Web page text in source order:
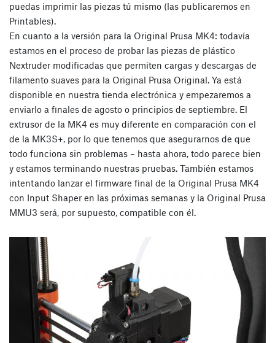
puedas imprimir las piezas tú mismo (las publicaremos en
Printables).
En cuanto a la versión para la Original Prusa MK4: todavía
estamos en el proceso de probar las piezas de plástico
Nextruder modificadas que permiten cargas y descargas de
filamento suaves para la Original Prusa Original. Ya está
disponible en nuestra tienda electrónica y empezaremos a
enviarlo a finales de agosto o principios de septiembre. El
extrusor de la MK4 es muy diferente en comparación con el
de la MK3S+, por lo que tenemos que asegurarnos de que
todo funciona sin problemas – hasta ahora, todo parece bien
y estamos terminando nuestras pruebas. También estamos
intentando lanzar el firmware final de la Original Prusa MK4
con Input Shaper en las próximas semanas y la Original Prusa
MMU3 será, por supuesto, compatible con él.